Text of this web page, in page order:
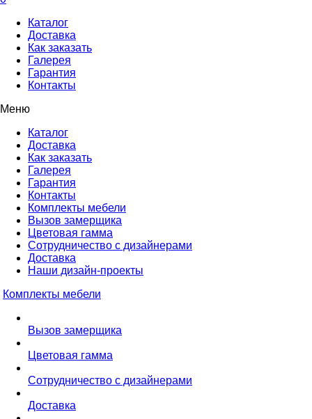
Каталог
Доставка
Как заказать
Галерея
Гарантия
Контакты
Меню
Каталог
Доставка
Как заказать
Галерея
Гарантия
Контакты
Комплекты мебели
Вызов замерщика
Цветовая гамма
Сотрудничество с дизайнерами
Доставка
Наши дизайн-проекты
Комплекты мебели
Вызов замерщика
Цветовая гамма
Сотрудничество с дизайнерами
Доставка